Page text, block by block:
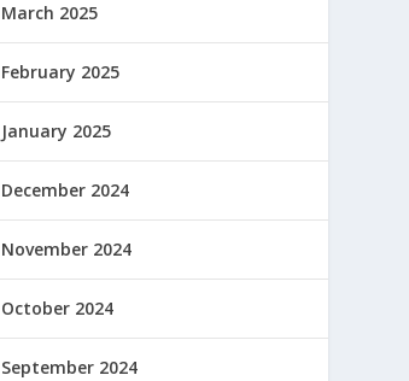
March 2025
February 2025
January 2025
December 2024
November 2024
October 2024
September 2024